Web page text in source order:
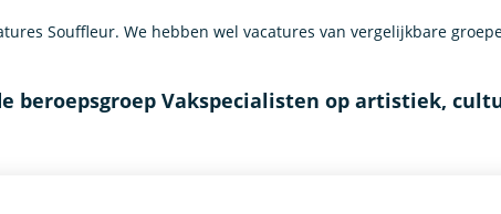
Souffleur. We hebben wel vacatures van vergelijkbare
beroepsgroep Vakspecialisten op artistiek,